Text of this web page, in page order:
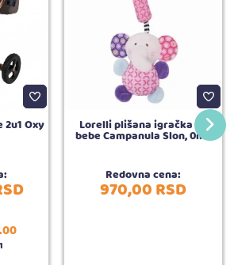
2u1 Oxy
1
Lorelli plišana igračka za
bebe Campanula Slon, 0m+
Redovna cena:
970,00RSD